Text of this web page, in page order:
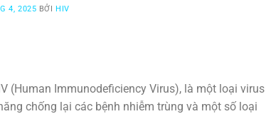
4, 2025 BỞIHIV
(Human Immunodeficiency Virus), là một loại virus
chống lại các bệnh nhiễm trùng và một số loại